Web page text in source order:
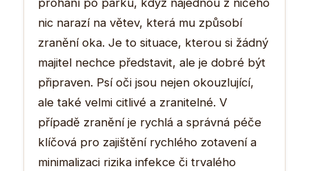
nic narazí na větev, která mu způsobí
zranění oka. Je to situace, kterou si žádný
majitel nechce představit, ale je dobré být
připraven. Psí oči jsou nejen okouzlující,
ale také velmi citlivé a zranitelné. V
případě zranění je rychlá a správná péče
klíčová pro zajištění rychlého zotavení a
minimalizaci rizika infekce či trvalého